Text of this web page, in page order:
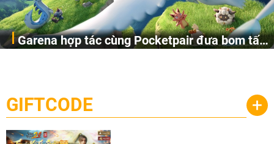
Garena hợp tác cùng Pocketpair đưa bom tấn
cầu, theo giấy phép chính thức từ công ty game Nhật Bản
Pocketpair, Inc.
GIFTCODE +